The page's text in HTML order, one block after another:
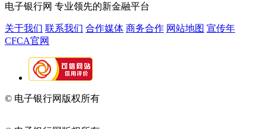
电子银行网 专业领先的新金融平台
关于我们 联系我们 合作媒体 商务合作 网站地图 宣传年
CFCA官网
© 电子银行网版权所有